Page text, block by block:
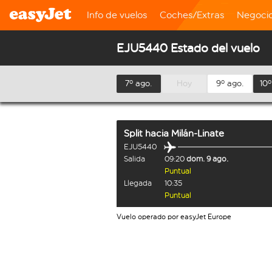
Info de vuelos Coches/Extras
EJU5440 Estado del vuelo
7º ago. Hoy 9º ago.
Split hacia Milán-Linate
EJU5440
Salida
09:20 dom. 9 ago.
Puntual
Llegada
10:35
Puntual
Vuelo operado por easyJet Europe